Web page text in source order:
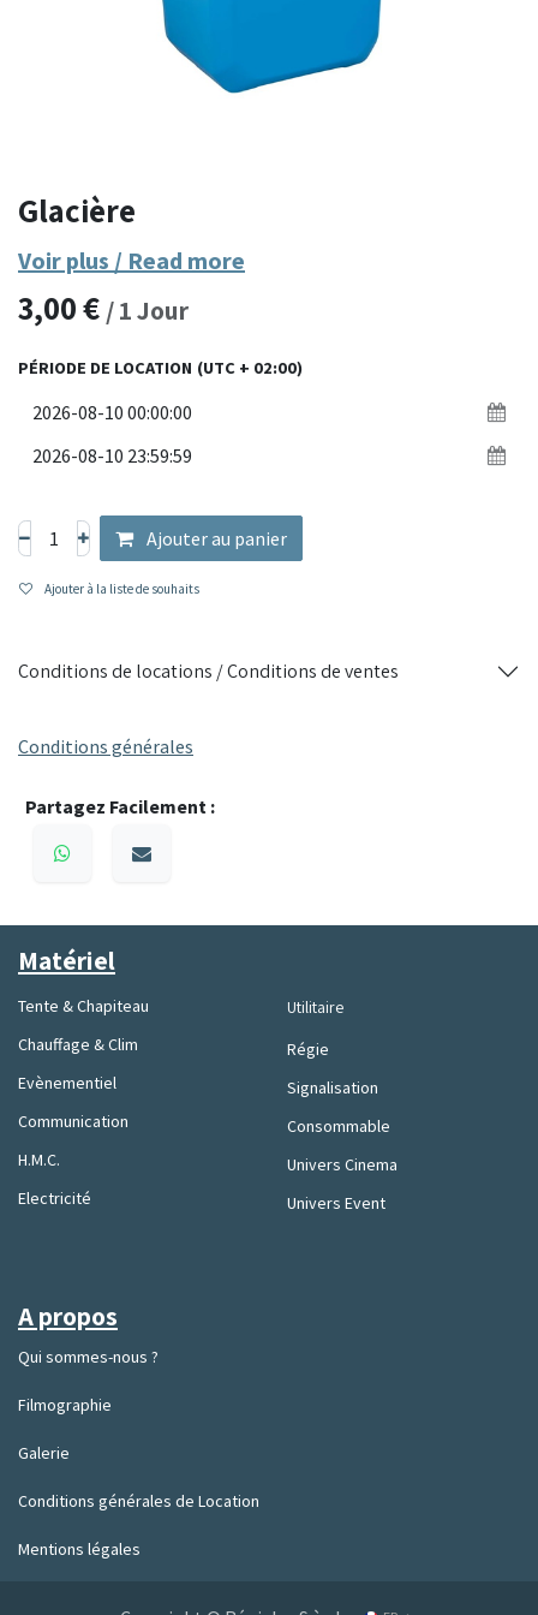
Glacière
Voir plus / Read more
3,00€ /1Jour
PÉRIODE DE LOCATION (UTC + 02:00)
Ajouter au panier
Ajouter à la liste de souhaits
Conditions de locations / Conditions de ventes
Conditions générales
Partagez Facilement :
A propos
Qui sommes-nous ?
Filmographie
Galerie
Conditions générales de Location
Mentions légales
Utilitaire
Régie
Signalisation
Consommable
Univers Cinema
Univers Event
Matériel
Tente & Chapiteau
Chauffage & Clim
Evènementiel
Communication
H.M.C.
Electricité